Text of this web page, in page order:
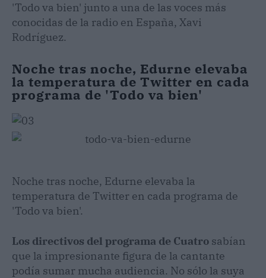
'Todo va bien' junto a una de las voces más
conocidas de la radio en España, Xavi
Rodríguez.
Noche tras noche, Edurne elevaba
la temperatura de Twitter en cada
programa de 'Todo va bien'
Noche tras noche, Edurne elevaba la
temperatura de Twitter en cada programa de
'Todo va bien'.
Los directivos del programa de Cuatro sabían
que la impresionante figura de la cantante
podía sumar mucha audiencia. No sólo la suya